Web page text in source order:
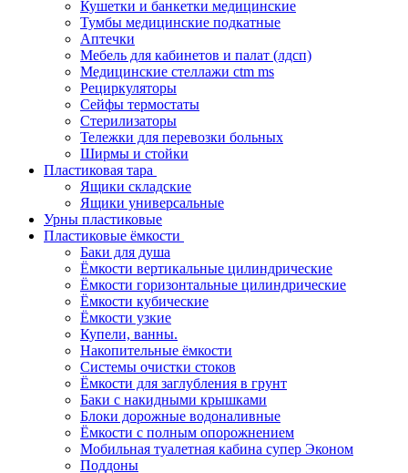
Кушетки и банкетки медицинские
Тумбы медицинские подкатные
Аптечки
Мебель для кабинетов и палат (лдсп)
Медицинские стеллажи ctm ms
Рециркуляторы
Сейфы термостаты
Стерилизаторы
Тележки для перевозки больных
Ширмы и стойки
Пластиковая тара
Ящики складские
Ящики универсальные
Урны пластиковые
Пластиковые ёмкости
Баки для душа
Ёмкости вертикальные цилиндрические
Ёмкости горизонтальные цилиндрические
Ёмкости кубические
Ёмкости узкие
Купели, ванны.
Накопительные ёмкости
Системы очистки стоков
Ёмкости для заглубления в грунт
Баки с накидными крышками
Блоки дорожные водоналивные
Ёмкости с полным опорожнением
Мобильная туалетная кабина супер Эконом
Поддоны